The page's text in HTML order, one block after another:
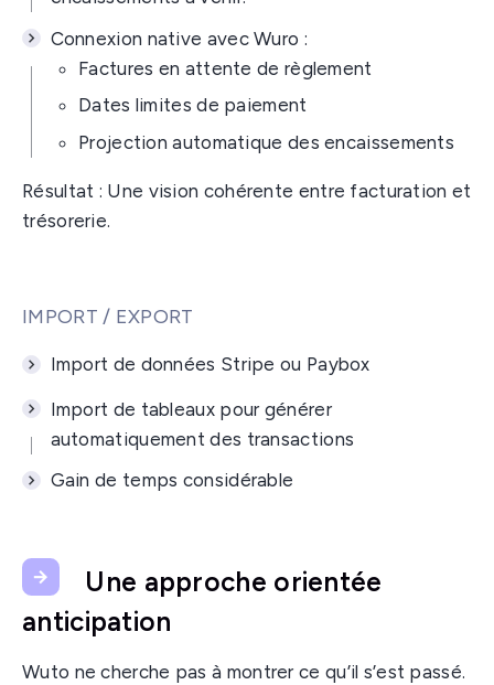
Connexion native avec Wuro :
Factures en attente de règlement
Dates limites de paiement
Projection automatique des encaissements
Résultat : Une vision cohérente entre facturation et
trésorerie.
IMPORT / EXPORT
Import de données Stripe ou Paybox
Import de tableaux pour générer
automatiquement des transactions
Gain de temps considérable
Une approche orientée
anticipation
Wuto ne cherche pas à montrer ce qu’il s’est passé.